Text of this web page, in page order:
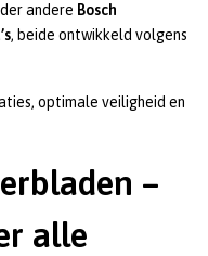
andere Bosch
, beide ontwikkeld volgens
optimale veiligheid en
–
alle